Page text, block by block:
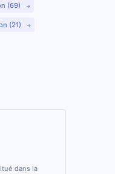
(69)
(21)
dans la